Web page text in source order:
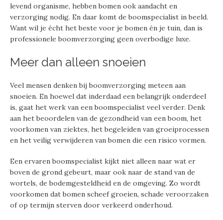
levend organisme, hebben bomen ook aandacht en
verzorging nodig. En daar komt de boomspecialist in beeld.
Want wil je écht het beste voor je bomen én je tuin, dan is
professionele boomverzorging geen overbodige luxe.
Meer dan alleen snoeien
Veel mensen denken bij boomverzorging meteen aan
snoeien. En hoewel dat inderdaad een belangrijk onderdeel
is, gaat het werk van een boomspecialist veel verder. Denk
aan het beoordelen van de gezondheid van een boom, het
voorkomen van ziektes, het begeleiden van groeiprocessen
en het veilig verwijderen van bomen die een risico vormen.
Een ervaren boomspecialist kijkt niet alleen naar wat er
boven de grond gebeurt, maar ook naar de stand van de
wortels, de bodemgesteldheid en de omgeving. Zo wordt
voorkomen dat bomen scheef groeien, schade veroorzaken
of op termijn sterven door verkeerd onderhoud.